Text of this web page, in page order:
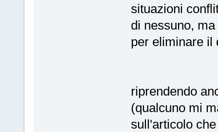
situazioni
di nessuno,
per eliminare il
riprendendo
(qualcuno mi
sull'articolo